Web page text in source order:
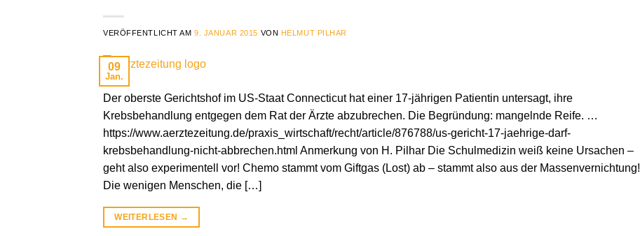
VERÖFFENTLICHT AM9. JANUAR 2015 VON HELMUT PILHAR
09
Jan.
Der oberste Gerichtshof im US-Staat Connecticut hat einer 17-jährigen Patientin untersagt, ihre
Krebsbehandlung entgegen dem Rat der Ärzte abzubrechen. Die Begründung: mangelnde Reife. …
https://www.aerztezeitung.de/praxis_wirtschaft/recht/article/876788/us-gericht-17-jaehrige-darf-
krebsbehandlung-nicht-abbrechen.html Anmerkung von H. Pilhar Die Schulmedizin weiß keine Ursachen –
geht also experimentell vor! Chemo stammt vom Giftgas (Lost) ab – stammt also aus der Massenvernichtung!
Die wenigen Menschen, die […]
WEITERLESEN →